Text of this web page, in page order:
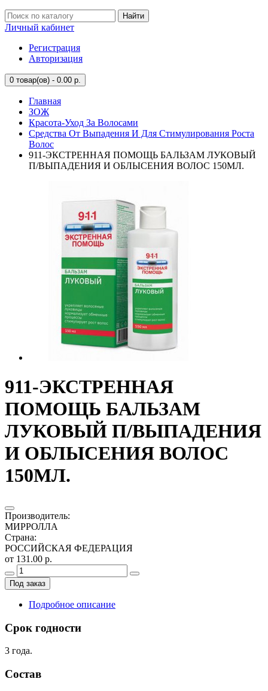
Найти
Личный кабинет
Регистрация
Авторизация
0 товар(ов) - 0.00 р.
Главная
ЗОЖ
Красота-Уход За Волосами
Средства От Выпадения И Для Стимулирования Роста
Волос
911-ЭКСТРЕННАЯ ПОМОЩЬ БАЛЬЗАМ ЛУКОВЫЙ
П/ВЫПАДЕНИЯ И ОБЛЫСЕНИЯ ВОЛОС 150МЛ.
911-ЭКСТРЕННАЯ
ПОМОЩЬ БАЛЬЗАМ
ЛУКОВЫЙ П/ВЫПАДЕНИЯ
И ОБЛЫСЕНИЯ ВОЛОС
150МЛ.
Производитель:
МИРРОЛЛА
Страна:
РОССИЙСКАЯ ФЕДЕРАЦИЯ
от 131.00 р.
Под заказ
Подробное описание
Срок годности
3 года.
Состав